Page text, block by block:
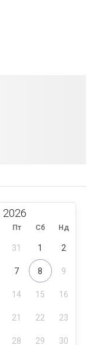
Пт Сб Нд
31 1 2
7 8 9
14 15 16
21 22 23
28 29 30